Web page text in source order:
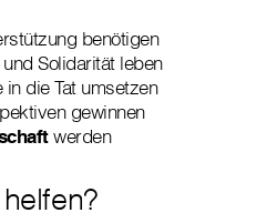
benötigen
Solidarität leben
die Tat umsetzen
gewinnen
werden